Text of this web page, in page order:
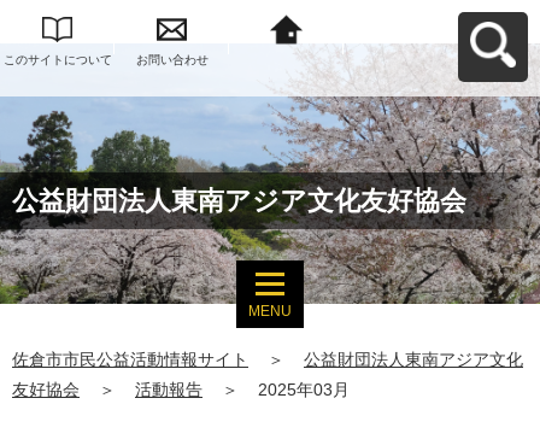
このサイトについて お問い合わせ
佐倉市市民公益活動
情報サイトへ戻る
公益財団法人東南アジア文化友好協会
MENU
佐倉市市民公益活動情報サイト ＞
公益財団法人東南アジア文化
友好協会
＞ 活動報告 ＞ 2025年03月